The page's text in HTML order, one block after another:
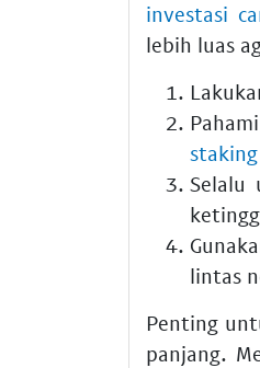
investasi
lebih luas
Selalu
lintas
Penting
panjang.